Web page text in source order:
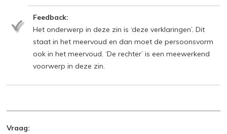
Feedback:
Het onderwerp in deze zin is ‘deze verklaringen’. Dit
staat in het meervoud en dan moet de persoonsvorm
ook in het meervoud. ‘De rechter’ is een meewerkend
voorwerp in deze zin.
Vraag: